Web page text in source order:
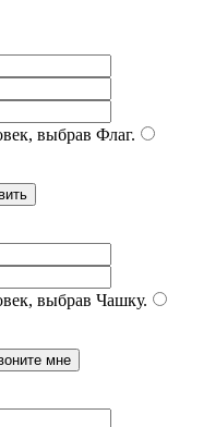
выбрав Флаг.
выбрав Чашку.